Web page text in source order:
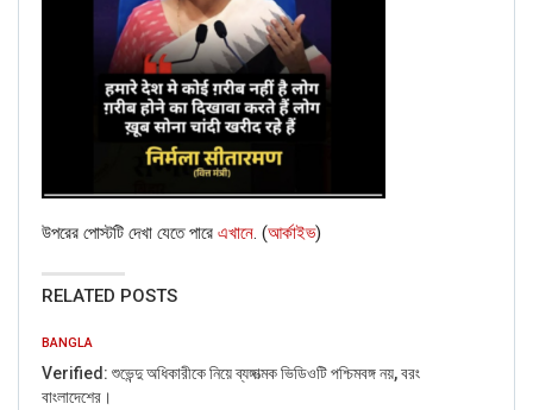
উপরের পোস্টটি দেখা যেতে পারে এখানে. (আর্কাইভ)
RELATED POSTS
BANGLA
Verified: শুভেন্দু অধিকারীকে নিয়ে ব্যঙ্গাত্মক ভিডিওটি পশ্চিমবঙ্গ নয়, বরং
বাংলাদেশের।